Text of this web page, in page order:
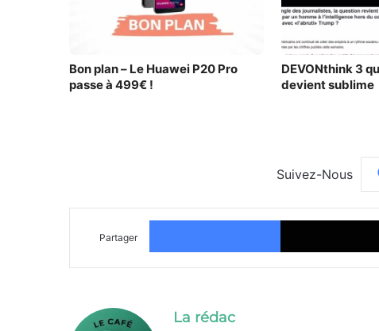
Bon plan – Le Huawei P20 Pro
passe à 499€ !
DEVONthink 3
devient sublime
Suivez-Nous
Partager
Facebook
La rédac